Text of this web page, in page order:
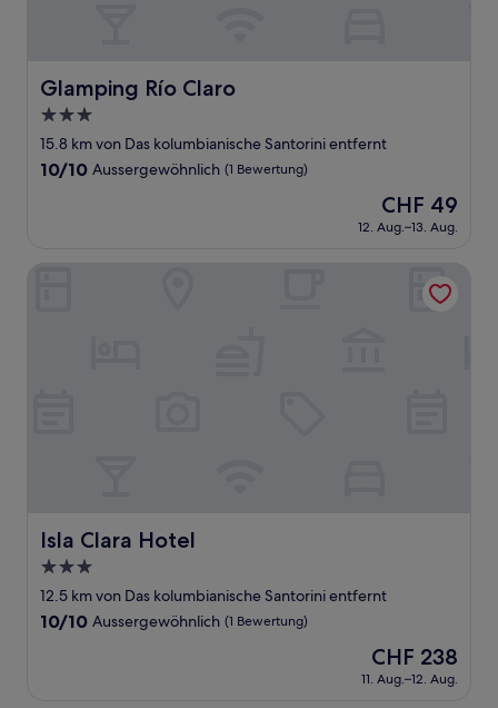
Glamping Río Claro
Glamping Río Claro
3.0-
Sterne-
Unterkunft
15.8 km von Das kolumbianische Santorini entfernt
10.0
Bewertung)
10/10 Aussergewöhnlich (1 Bewertung)
Der
Preis
beträgt
CHF 49
12. Aug.–13. Aug.
Isla Clara Hotel
Isla Clara Hotel
3.0-
Sterne-
Unterkunft
12.5 km von Das kolumbianische Santorini entfernt
10.0
10/10 Aussergewöhnlich (1 Bewertung)
Der
Preis
beträgt
CHF 238
11. Aug.–12. Aug.